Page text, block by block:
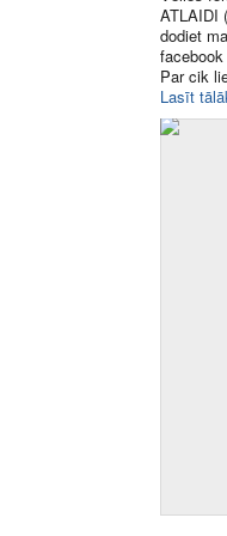
ATLAIDI
dodiet
Par cik
Lasīt